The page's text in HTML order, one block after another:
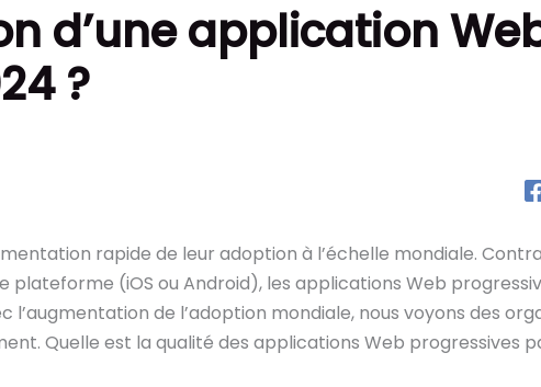
d’une application
?
rapide de leur adoption à l’échelle mondiale.
plateforme (iOS ou Android), les applications Web
l’augmentation de l’adoption mondiale, nous voyons des
Quelle est la qualité des applications Web progressives